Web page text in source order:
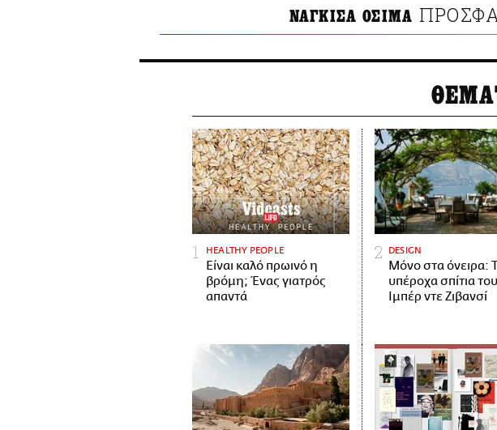
ΝΑΓΚΙΣΑ ΟΣΙΜΑ
HEALTHY PEOPLE
Είναι καλό πρωινό η
βρόμη; Ένας γιατρός
απαντά
DESIGN
Μόνο στα όνειρα:
υπέροχα σπίτια του
Ιμπέρ ντε Ζιβανσί